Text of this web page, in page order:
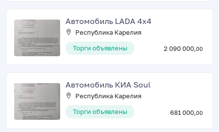
Автомобиль LADA 4х4
Республика Карелия
Торги объявлены
2 090 000,00
Автомобиль КИА Soul
Республика Карелия
Торги объявлены
681 000,00